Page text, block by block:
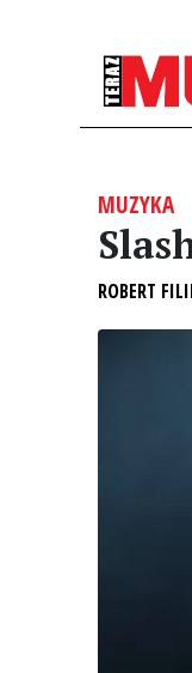
MUZYKA
ROBERT